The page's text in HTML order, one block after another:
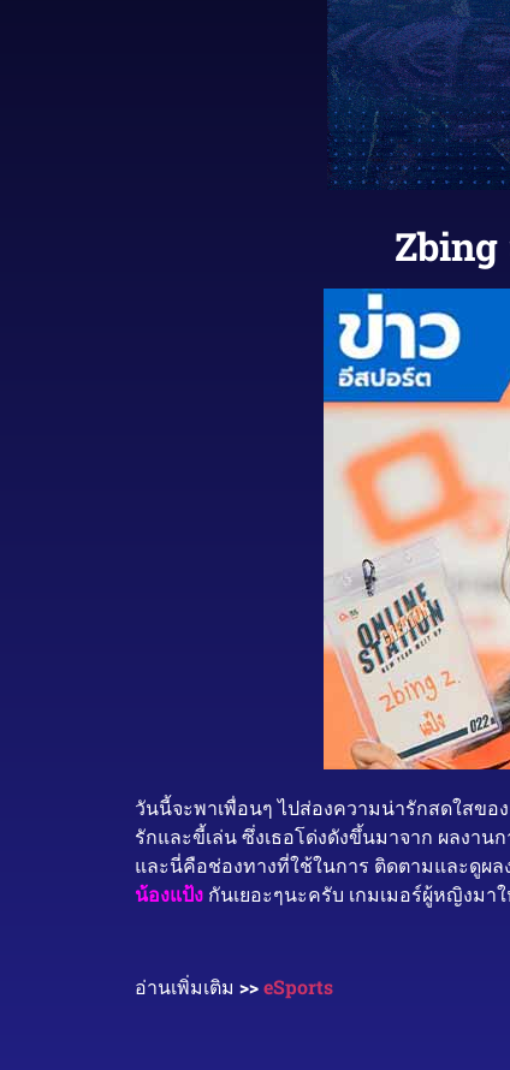
Zbing
วันนี้จะพาเพื่อนๆ ไปส่องความน่ารักสดใสของ
รักและขี้เล่น ซึ่งเธอโด่งดังขึ้นมาจาก ผลงา
และนี่คือช่องทางที่ใช้ในการ ติดตามและดูผ
น้องแป้ง กันเยอะๆนะครับ เกมเมอร์ผู้หญิงม
อ่านเพิ่มเติม >>eSports